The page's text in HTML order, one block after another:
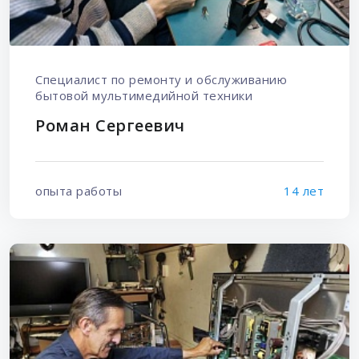
Специалист по ремонту и обслуживанию
бытовой мультимедийной техники
Роман Сергеевич
опыта работы 14 лет